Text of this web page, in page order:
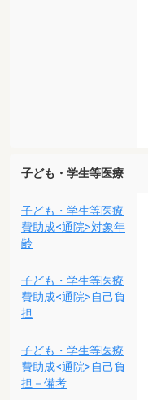
子ども・学生等医療
子ども・学生等医療
費助成<通院>対象年
齢
子ども・学生等医療
費助成<通院>自己負
担
子ども・学生等医療
費助成<通院>自己負
担－備考